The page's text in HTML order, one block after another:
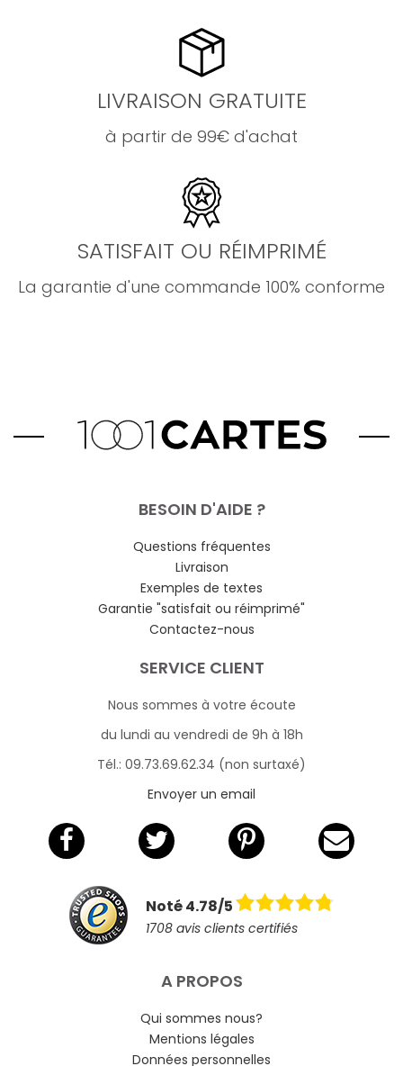
LIVRAISON GRATUITE
à partir de 99€ d'achat
SATISFAIT OU RÉIMPRIMÉ
La garantie d'une commande 100% conforme
BESOIN D'AIDE ?
Questions fréquentes
Livraison
Exemples de textes
Garantie "satisfait ou réimprimé"
Contactez-nous
SERVICE CLIENT
Nous sommes à votre écoute
du lundi au vendredi de 9h à 18h
Tél.: 09.73.69.62.34 (non surtaxé)
Envoyer un email
Noté 4.78/5
1708 avis clients certifiés
A PROPOS
Qui sommes nous?
Mentions légales
Données personnelles